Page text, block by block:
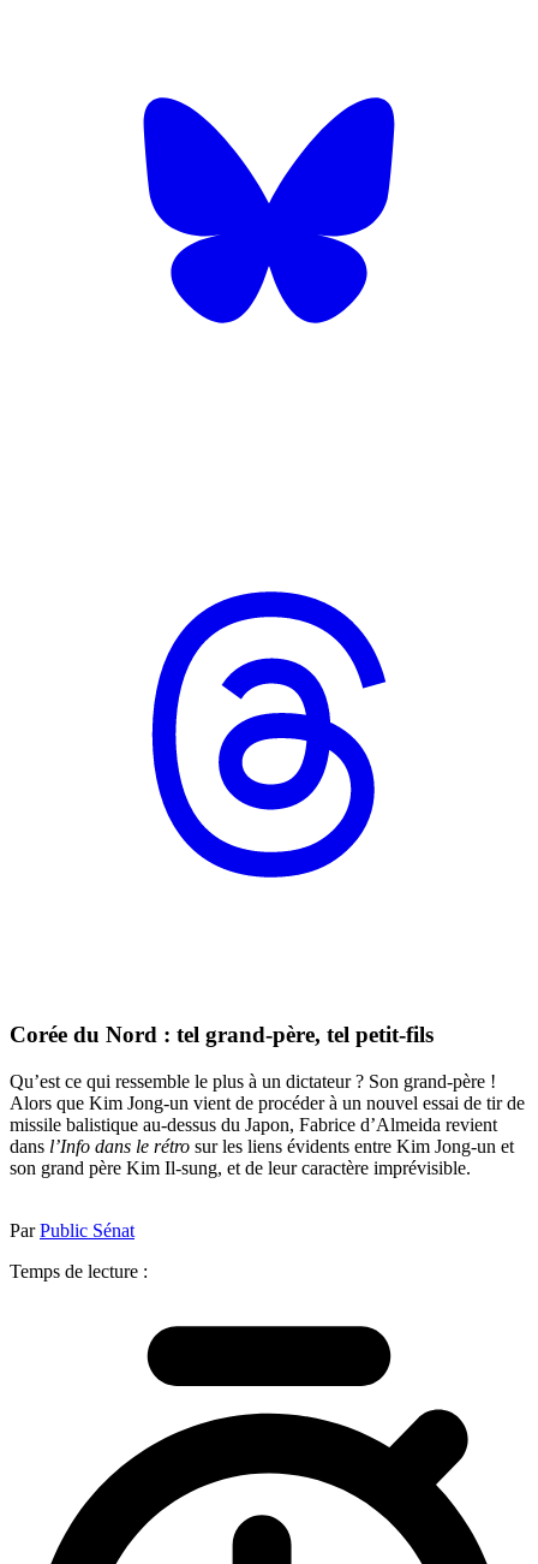
Corée du Nord : tel grand-père, tel petit-fils
Qu’est ce qui ressemble le plus à un dictateur ? Son grand-père !
Alors que Kim Jong-un vient de procéder à un nouvel essai de tir de
missile balistique au-dessus du Japon, Fabrice d’Almeida revient
dans l’Info dans le rétro sur les liens évidents entre Kim Jong-un et
son grand père Kim Il-sung, et de leur caractère imprévisible.
ParPublic Sénat
Temps de lecture :